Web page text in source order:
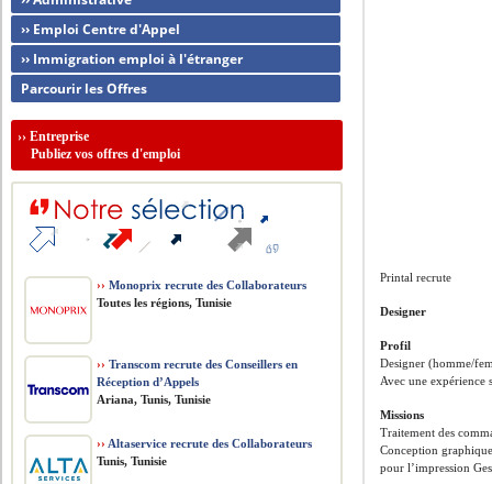
Printal recrute
Designer
Profil
Designer (homme/
Avec une expérience
Missions
Traitement des
Conception
pour l’impression
›› Emploi Centre d'Appel
›› Immigration emploi à l'étranger
Parcourir les Offres
››Entreprise
Publiez vos offres d'emploi
›› Monoprix recrute des Collaborateurs
Toutes les régions, Tunisie
›› Transcom recrute des Conseillers en
Réception d’Appels
Ariana, Tunis, Tunisie
›› Altaservice recrute des Collaborateurs
Tunis, Tunisie